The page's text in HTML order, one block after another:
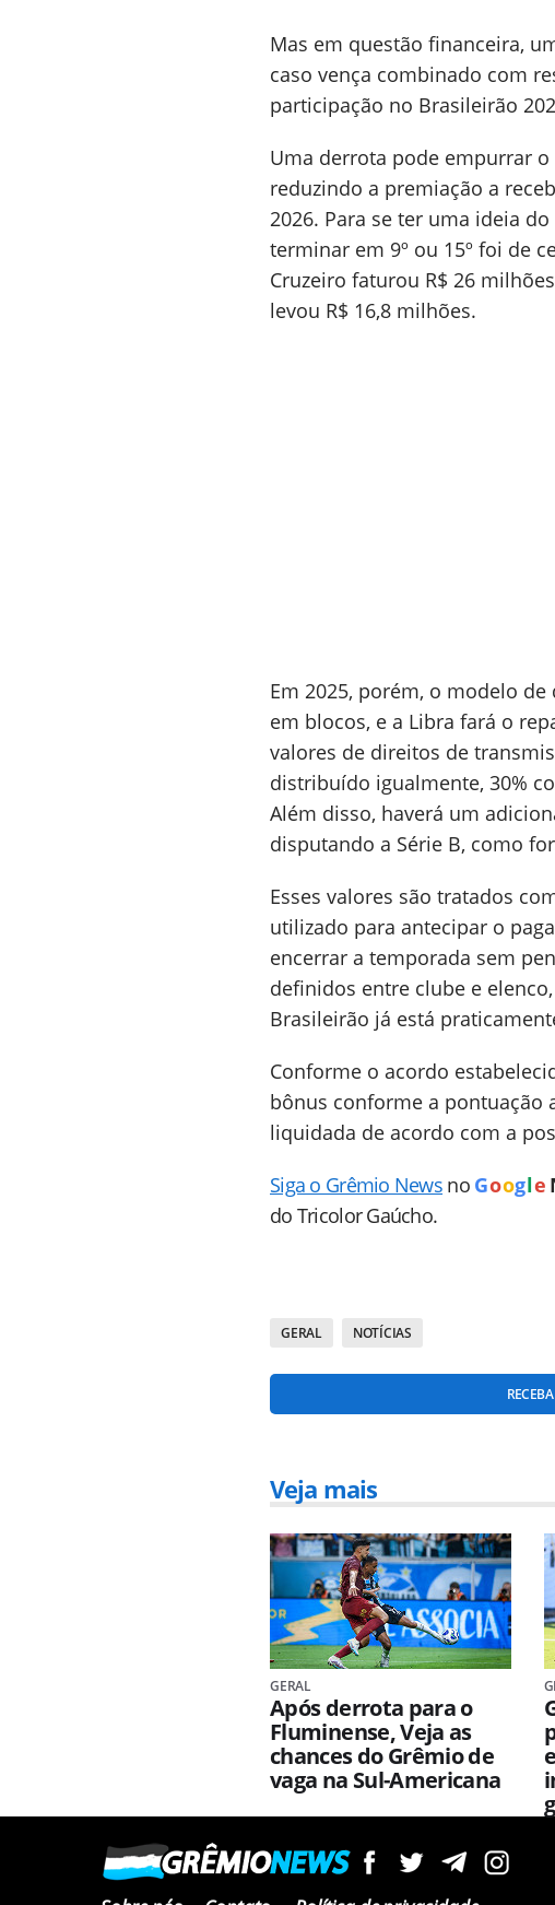
Mas em questão financeira,
caso vença combinado com
participação no Brasileirão
Uma derrota pode empurrar o
reduzindo a premiação a
2026. Para se ter uma ideia
terminar em 9º ou 15º foi de
Cruzeiro faturou R$ 26
levou R$ 16,8 milhões.
Em 2025, porém, o modelo
em blocos, e a Libra fará o
valores de direitos de
distribuído igualmente, 30%
Além disso, haverá um
disputando a Série B, como
Esses valores são tratados
utilizado para antecipar o
encerrar a temporada sem
definidos entre clube e
Brasileirão já está
Conforme o acordo
bônus conforme a pontuação
liquidada de acordo com a
Siga o Grêmio News no Goog le
do Tricolor Gaúcho.
GERAL NOTÍCIAS
Veja mais
GERAL
Após derrota para o
Fluminense, Veja as
chances do Grêmio de
vaga na Sul-Americana